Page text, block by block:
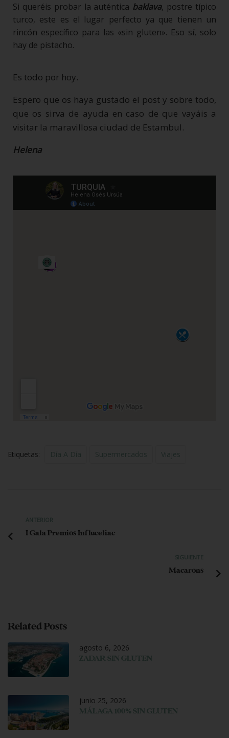
Si queréis probar la auténtica baklava, postre típico
turco, este es el lugar perfecto ya que tienen un
rincón específico para las «sin gluten». Eso sí, solo
hay de pistacho.
Es todo por hoy.
Espero que os haya gustado el post y sobre todo,
que os sirva de ayuda en caso de que vayáis a
visitar la maravillosa ciudad de Estambul.
Helena
Etiquetas: Día A Día Supermercados Viajes
ANTERIOR
I Gala Premios Influceliac
SIGUIENTE
Macarons
Related Posts
agosto 6, 2026
ZADAR SIN GLUTEN
junio 25, 2026
MÁLAGA 100% SIN GLUTEN